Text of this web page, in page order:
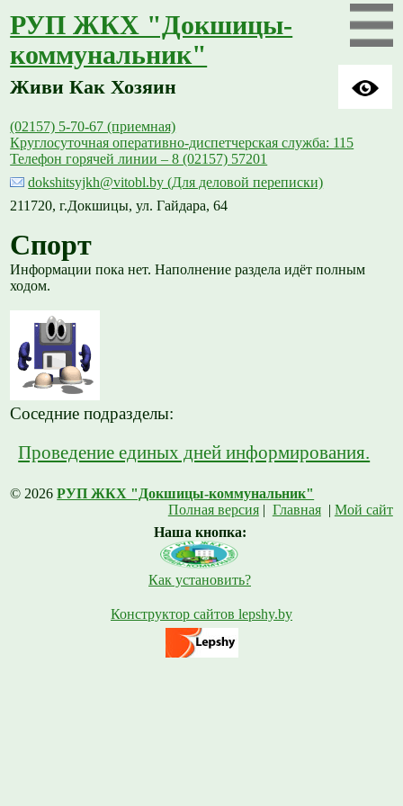
РУП ЖКХ "Докшицы-
коммунальник"
Живи Как Хозяин
(02157) 5-70-67 (приемная)
Круглосуточная оперативно-диспетчерская служба: 115
Телефон горячей линии – 8 (02157) 57201
dokshitsyjkh@vitobl.by (Для деловой переписки)
211720, г.Докшицы, ул. Гайдара, 64
Спорт
Информации пока нет. Наполнение раздела идёт полным
ходом.
Соседние подразделы:
Проведение единых дней информирования.
© 2026РУП ЖКХ "Докшицы-коммунальник"
Полная версия| Главная| Мой сайт
Наша кнопка:
Как установить?
Конструктор сайтов lepshy.by